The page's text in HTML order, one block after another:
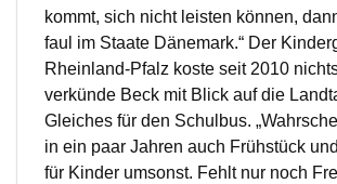
kommt, sich nicht leisten können,
faul im Staate Dänemark.“ Der
Rheinland-Pfalz koste seit 2010
verkünde Beck mit Blick auf die
Gleiches für den Schulbus.
in ein paar Jahren auch Frühstück
für Kinder umsonst. Fehlt nur noch